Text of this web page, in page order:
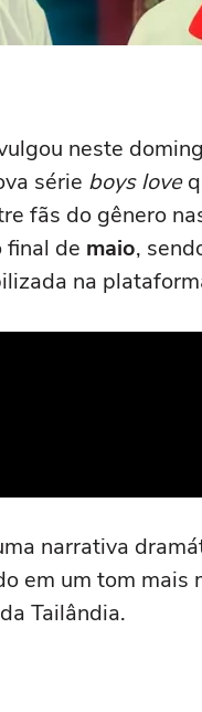
neste
série boys love
fãs do gênero
final de maio,
na
narrativa
em um tom
Tailândia.